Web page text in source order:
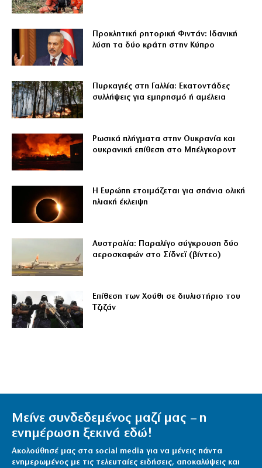
Προκλητική ρητορική Φιντάν: Ιδανική
λύση τα δύο κράτη στην Κύπρο
Πυρκαγιές στη Γαλλία: Εκατοντάδες
συλλήψεις για εμπρησμό ή αμέλεια
Ρωσικά πλήγματα στην Ουκρανία και
ουκρανική επίθεση στο Μπέλγκοροντ
Η Ευρώπη ετοιμάζεται για σπάνια ολική
ηλιακή έκλειψη
Αυστραλία: Παραλίγο σύγκρουση δύο
αεροσκαφών στο Σίδνεϊ (βίντεο)
Επίθεση των Χούθι σε διυλιστήριο του
Τζιζάν
Μείνε συνδεδεμένος μαζί μας – η
ενημέρωση ξεκινά εδώ!
Ακολούθησέ μας στα social media για να μένεις πάντα
ενημερωμένος με τις τελευταίες ειδήσεις, αποκαλύψεις και